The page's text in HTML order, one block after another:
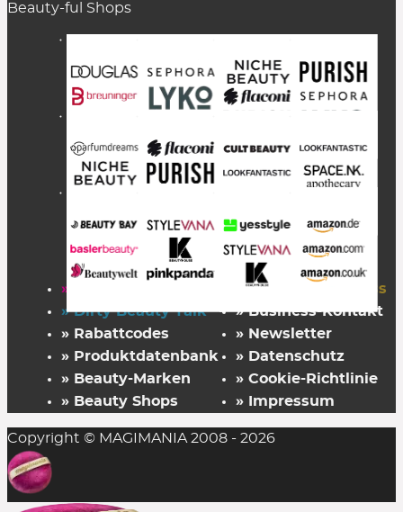
Beauty-ful Shops
» Startseite
» Dirty Beauty Talk
» Rabattcodes
» Produktdatenbank
» Beauty-Marken
» Beauty Shops
» FAZ Kaufkompass
» Business-Kontakt
» Newsletter
» Datenschutz
» Cookie-Richtlinie
» Impressum
Copyright © MAGIMANIA 2008 - 2026